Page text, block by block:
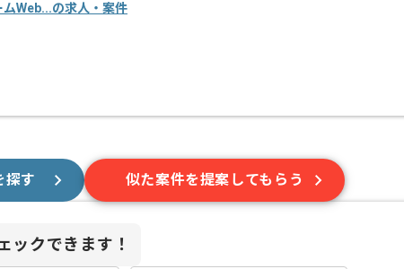
Web...の求人・案件
探す 似た案件を提案してもらう
ックできます！